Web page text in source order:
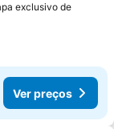
exclusivo de
Ver preços